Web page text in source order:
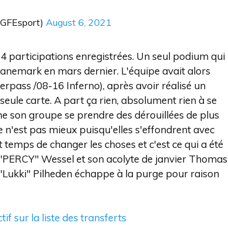
August 6, 2021
participations enregistrées. Un seul podium qui
en mars dernier. L'équipe avait alors
/08-16 Inferno), après avoir réalisé un
carte. A part ça rien, absolument rien à se
son groupe se prendre des dérouillées de plus
n'est pas mieux puisqu'elles s'effondrent avec
de changer les choses et c'est ce qui a été
Wessel et son acolyte de janvier Thomas
Pilheden échappe à la purge pour raison
sur la liste des transferts